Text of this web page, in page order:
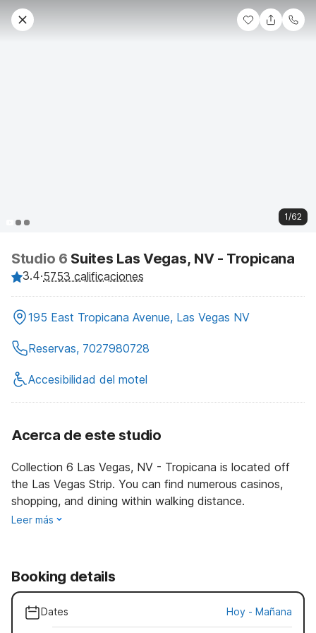
1/62
Studio 6 Suites Las Vegas, NV - Tropicana
3.4·5753 calificaciones
195 East Tropicana Avenue, Las Vegas NV
Reservas, 7027980728
Accesibilidad del motel
Acerca de este studio
Collection 6 Las Vegas, NV - Tropicana is located off
the Las Vegas Strip. You can find numerous casinos,
shopping, and dining within walking distance.
Leer más
Booking details
Dates Hoy - Mañana